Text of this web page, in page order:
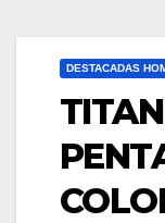
DESTACADAS